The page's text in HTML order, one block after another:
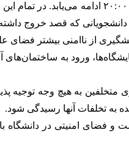
۵- حضور این دسته موتورسوار با لباس شخصی و
که قصد خروج
از ناامنی بیشتر فضای
ورود به ساختمان‌های
به هیچ وجه توجیه
به تخلفات آنها رسیدگی شود.
و فضای امنیتی در